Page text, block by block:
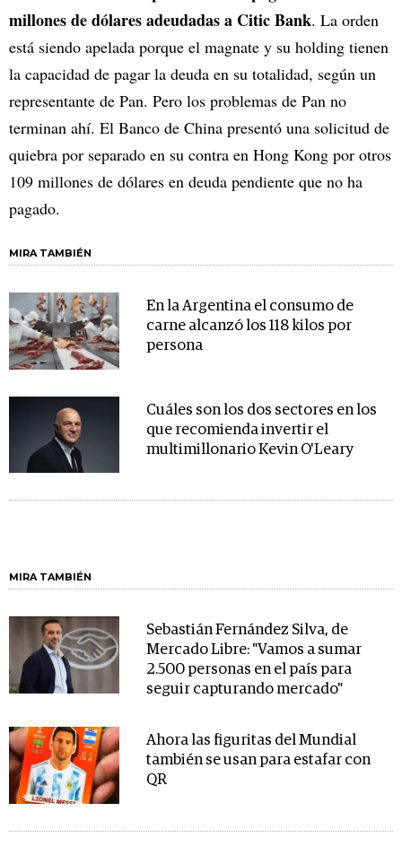
millones de dólares adeudadas a Citic Bank. La orden
está siendo apelada porque el magnate y su holding tienen
la capacidad de pagar la deuda en su totalidad, según un
representante de Pan. Pero los problemas de Pan no
terminan ahí. El Banco de China presentó una solicitud de
quiebra por separado en su contra en Hong Kong por otros
109 millones de dólares en deuda pendiente que no ha
pagado.
MIRA TAMBIÉN
En la Argentina el consumo de
carne alcanzó los 118 kilos por
persona
Cuáles son los dos sectores en los
que recomienda invertir el
multimillonario Kevin O'Leary
MIRA TAMBIÉN
Sebastián Fernández Silva, de
Mercado Libre: "Vamos a sumar
2.500 personas en el país para
seguir capturando mercado"
Ahora las figuritas del Mundial
también se usan para estafar con
QR